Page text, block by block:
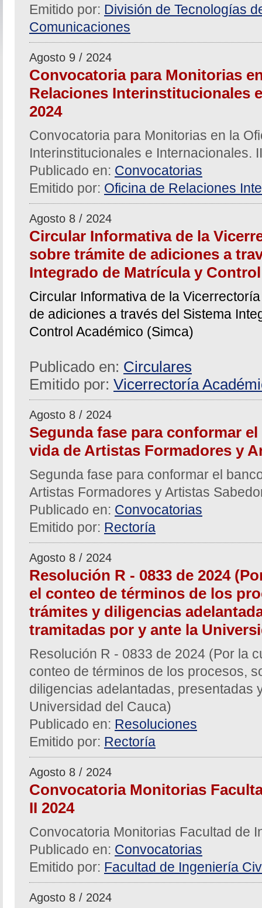
Emitido por: División de Tecnologías
Comunicaciones
Agosto 9 / 2024
Convocatoria para Monitorias
Relaciones Interinstitucionales
2024
Convocatoria para Monitorias en la
Interinstitucionales e Internacionales.
Publicado en: Convocatorias
Emitido por: Oficina de Relaciones
Agosto 8 / 2024
Circular Informativa de la
sobre trámite de adiciones a
Integrado de Matrícula y
Circular Informativa de la
de adiciones a través del Sistema
Control Académico (Simca)
Publicado en: Circulares
Emitido por: Vicerrectoría
Agosto 8 / 2024
Segunda fase para conformar
vida de Artistas Formadores y
Segunda fase para conformar el
Artistas Formadores y Artistas
Publicado en: Convocatorias
Emitido por: Rectoría
Agosto 8 / 2024
Resolución R - 0833 de 2024
el conteo de términos de los
trámites y diligencias
tramitadas por y ante la
Resolución R - 0833 de 2024 (Por la
conteo de términos de los procesos,
diligencias adelantadas, presentadas
Universidad del Cauca)
Publicado en: Resoluciones
Emitido por: Rectoría
Agosto 8 / 2024
Convocatoria Monitorias
II 2024
Convocatoria Monitorias Facultad de
Publicado en: Convocatorias
Emitido por: Facultad de Ingeniería
Agosto 8 / 2024